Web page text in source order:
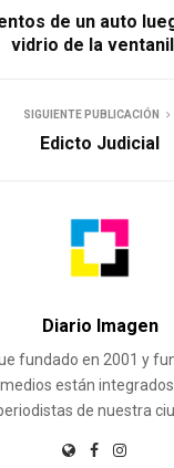
de un auto
vidrio de la
SIGUIENTE PUBLICACIÓN
Edicto Judicial
Diario Imagen
fundado en 2001 y
están
de nuestra